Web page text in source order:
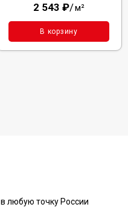
2 543 ₽/м²
В корзину
любую точку России